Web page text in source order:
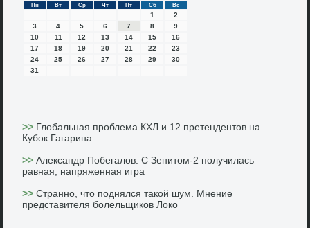
Пн Вт Ср Чт Пт Сб Вс
1
2
3
4 5 6 7 8
9
10
11 12 13 14 15
16
17
18 19 20 21 22
23
24
25 26 27 28 29
30
31
>> Глобальная проблема КХЛ и 12 претендентов на
Кубок Гагарина
>>Александр Побегалов: С Зенитом-2 получилась
равная, напряженная игра
>>Странно, что поднялся такой шум. Мнение
представителя болельщиков Локо